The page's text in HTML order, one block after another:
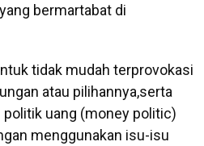
bermartabat di
tidak mudah terprovokasi
atau pilihannya,serta
uang (money politic)
menggunakan isu-isu